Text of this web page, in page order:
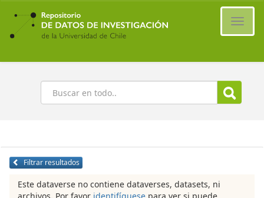
Ir
contenido
principal
Buscar
Filtrar resultados
Este dataverse no contiene dataverses, datasets, ni